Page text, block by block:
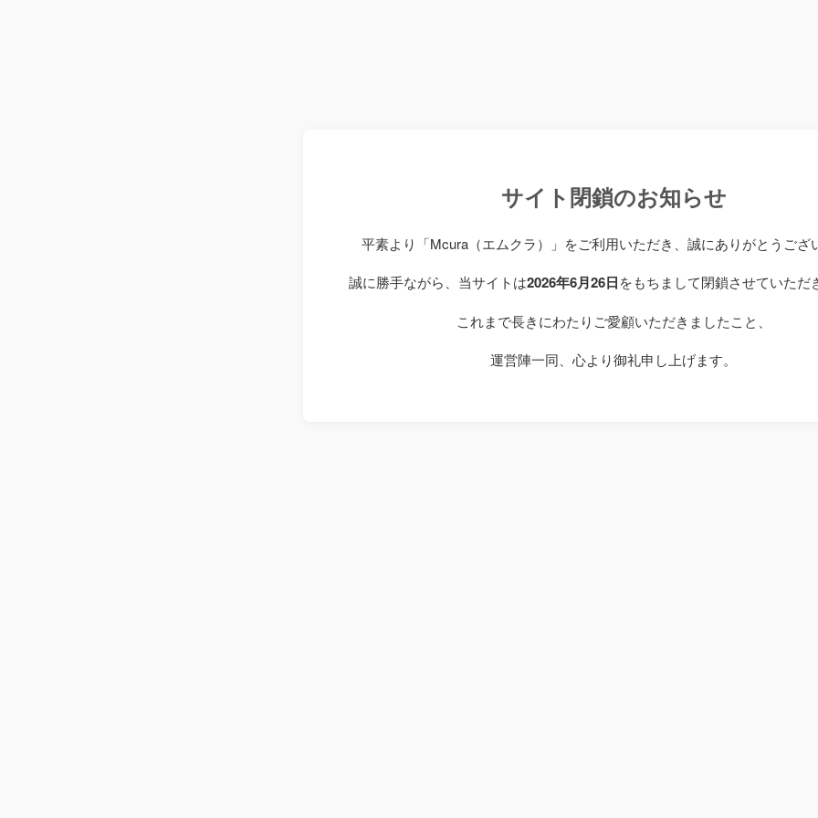
サイト閉鎖のお知らせ
平素より「Mcura（エムクラ）」をご利用いただき、誠にありがとうござ
誠に勝手ながら、当サイトは2026年6月26日をもちまして閉鎖させていただ
これまで長きにわたりご愛顧いただきましたこと、
運営陣一同、心より御礼申し上げます。